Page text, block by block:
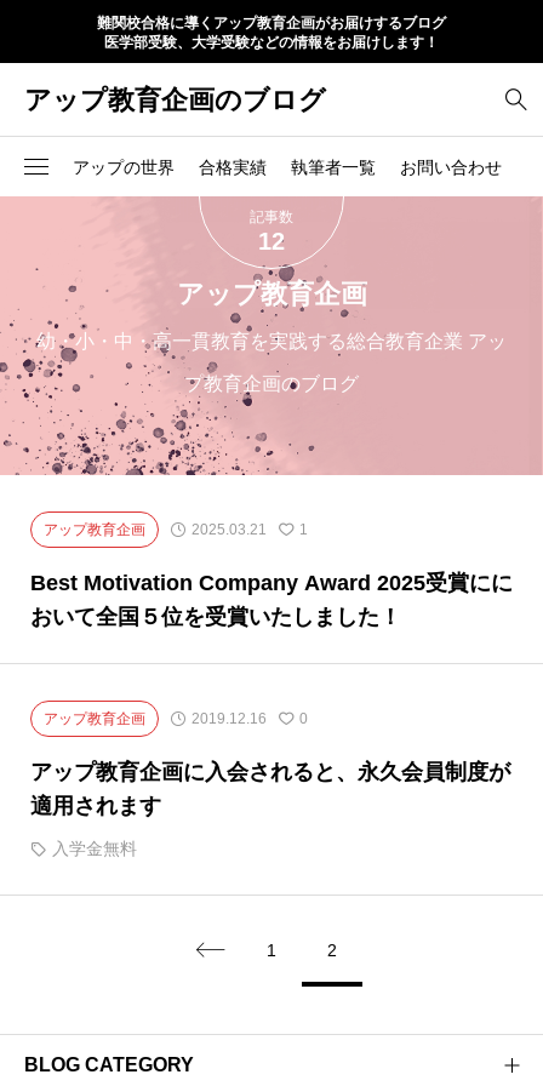
難関校合格に導くアップ教育企画がお届けするブログ
医学部受験、大学受験などの情報をお届けします！
アップ教育企画のブログ
アップの世界 合格実績 執筆者一覧 お問い合わせ
アップ教育企画
幼・小・中・高一貫教育を実践する総合教育企業 アッ
プ教育企画のブログ
記事数
12
アップ教育企画 2025.03.21 1
Best Motivation Company Award 2025受賞にに
おいて全国５位を受賞いたしました！
アップ教育企画 2019.12.16 0
アップ教育企画に入会されると、永久会員制度が
適用されます
入学金無料
 1 2
BLOG CATEGORY